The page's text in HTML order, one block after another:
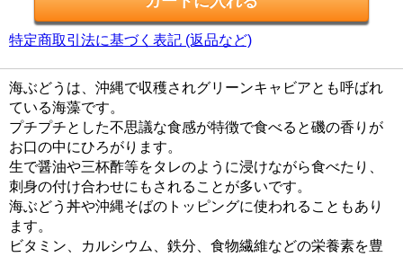
特定商取引法に基づく表記 (返品など)
海ぶどうは、沖縄で収穫されグリーンキャビアとも呼ばれ
ている海藻です。
プチプチとした不思議な食感が特徴で食べると磯の香りが
お口の中にひろがります。
生で醤油や三杯酢等をタレのように浸けながら食べたり、
刺身の付け合わせにもされることが多いです。
海ぶどう丼や沖縄そばのトッピングに使われることもあり
ます。
ビタミン、カルシウム、鉄分、食物繊維などの栄養素を豊